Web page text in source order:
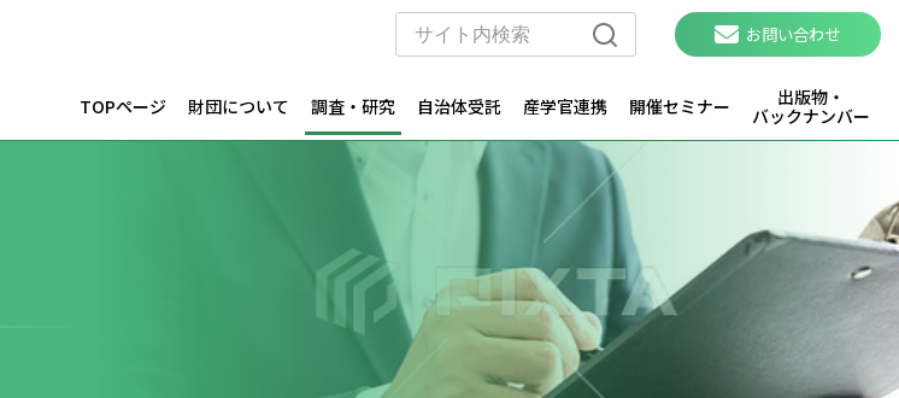
お問い合わせ
TOPページ 財団について 調査・研究 自治体受託 産学官連携 開催セミナー
出版物・
バックナンバー